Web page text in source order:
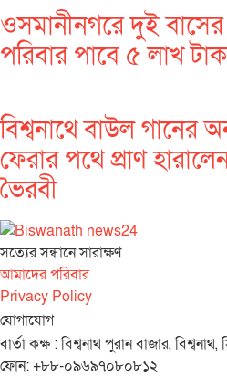
ওসমানীনগরে দুই
পরিবার পাবে ৫ লাখ
বিশ্বনাথে বাউল গানের
ফেরার পথে প্রাণ
ভৈরবী
সত‌্যের সন্ধানে সারাক্ষণ
আমাদের পরিবার
Privacy Policy
যোগাযোগ
বার্তা কক্ষ : বিশ্বনাথ পুরান বাজার, বিশ্বনাথ,
ফোন: +৮৮-০৯৬৯৭০৮০৮১২